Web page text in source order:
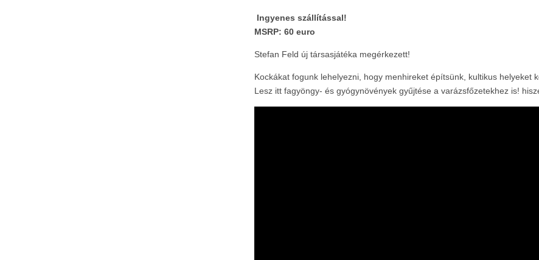
Ingyenes szállítással!
MSRP: 60 euro
Stefan Feld új társasjátéka megérkezett!
Kockákat fogunk lehelyezni, hogy menhireket építsünk, kultikus helyeket
Lesz itt fagyöngy- és gyógynövények gyűjtése a varázsfőzetekhez is!